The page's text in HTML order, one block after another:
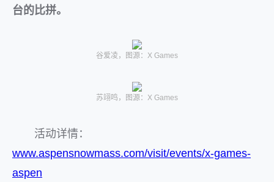
台的比拼。
谷爱凌，图源：X Games
苏翊鸣，图源：X Games
活动详情：
www.aspensnowmass.com/visit/events/x-games-
aspen